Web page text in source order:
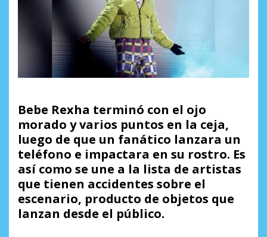
Bebe Rexha terminó con el ojo
morado y varios puntos en la ceja,
luego de que un fanático lanzara un
teléfono e impactara en su rostro. Es
así como se une a la lista de artistas
que tienen accidentes sobre el
escenario, producto de objetos que
lanzan desde el público.